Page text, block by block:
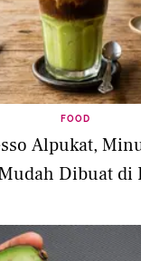
FOOD
Alpukat,
Dibuat di